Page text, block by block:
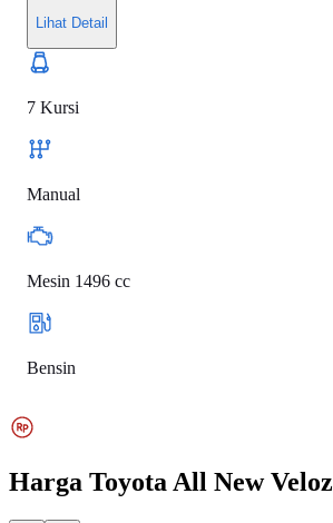
Lihat Detail
7 Kursi
Manual
Mesin 1496 cc
Bensin
Harga Toyota All New Veloz